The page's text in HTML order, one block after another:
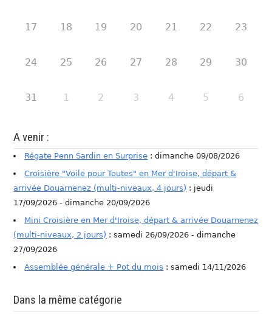
17 18 19 20 21 22 23
24 25 26 27 28 29 30
31 1 2 3 4 5 6
A venir :
Régate Penn Sardin en Surprise : dimanche 09/08/2026
Croisière "Voile pour Toutes" en Mer d'Iroise, départ &
arrivée Douarnenez (multi-niveaux, 4 jours) : jeudi
17/09/2026 - dimanche 20/09/2026
Mini Croisière en Mer d'Iroise, départ & arrivée Douarnenez
(multi-niveaux, 2 jours) : samedi 26/09/2026 - dimanche
27/09/2026
Assemblée générale + Pot du mois : samedi 14/11/2026
Dans la même catégorie